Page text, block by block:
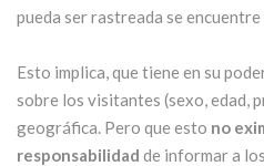
pueda ser rastreada se
Esto implica, que tiene en su
sobre los visitantes (sexo, edad,
geográfica. Pero que esto no
responsabilidad de informar a